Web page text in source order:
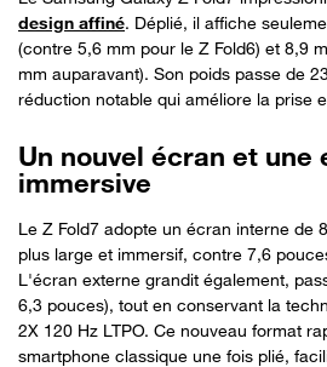
design affiné. Déplié, il affiche
(contre 5,6 mm pour le Z Fold6) et 8,9
mm auparavant). Son poids passe de
réduction notable qui améliore la prise
Un nouvel écran et une
immersive
Le Z Fold7 adopte un écran interne de
plus large et immersif, contre 7,6
L'écran externe grandit également,
6,3 pouces), tout en conservant la
2X 120 Hz LTPO. Ce nouveau format
smartphone classique une fois plié,